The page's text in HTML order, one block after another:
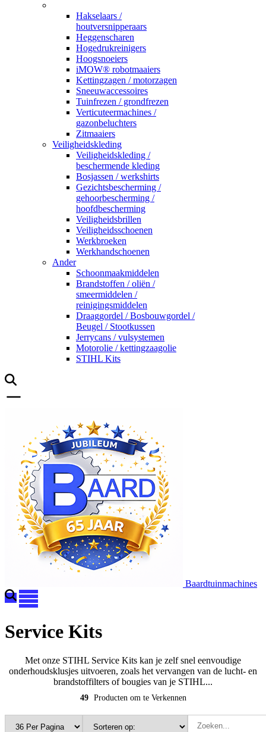
Hakselaars /
houtversnipperaars
Heggenscharen
Hogedrukreinigers
Hoogsnoeiers
iMOW® robotmaaiers
Kettingzagen / motorzagen
Sneeuwaccessoires
Tuinfrezen / grondfrezen
Verticuteermachines /
gazonbeluchters
Zitmaaiers
Veiligheidskleding
Veiligheidskleding /
beschermende kleding
Bosjassen / werkshirts
Gezichtsbescherming /
gehoorbescherming /
hoofdbescherming
Veiligheidsbrillen
Veiligheidsschoenen
Werkbroeken
Werkhandschoenen
Ander
Schoonmaakmiddelen
Brandstoffen / oliën /
smeermiddelen /
reinigingsmiddelen
Draaggordel / Bosbouwgordel /
Beugel / Stootkussen
Jerrycans / vulsystemen
Motorolie / kettingzaagolie
STIHL Kits
Baardtuinmachines
Service Kits
Met onze STIHL Service Kits kan je zelf snel eenvoudige
onderhoudsklusjes uitvoeren, zoals het vervangen van de lucht- en
brandstoffilters of bougies van je STIHL...
49 Producten om te Verkennen